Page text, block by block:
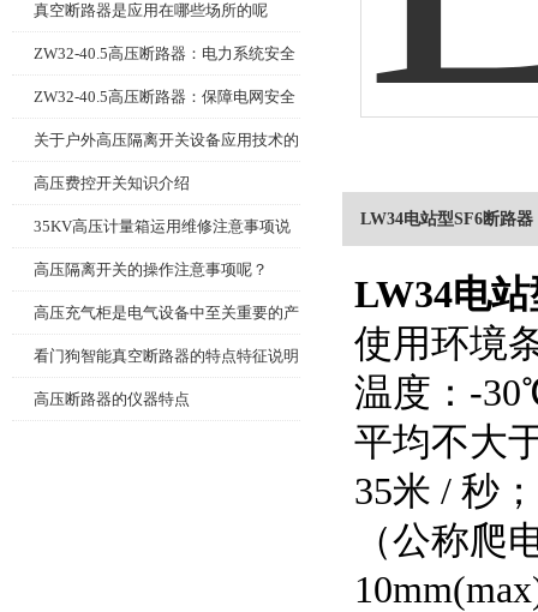
真空断路器是应用在哪些场所的呢
ZW32-40.5高压断路器：电力系统安全
的守护者
ZW32-40.5高压断路器：保障电网安全
的重要设备
关于户外高压隔离开关设备应用技术的
分析高压费控开关知识介绍
35KV高压计量箱运用维修注意事项说
高压隔离开关的操作注意事项呢？
高压充气柜是电气设备中至关重要的产
看门狗智能真空断路器的特点特征说明
高压断路器的仪器特点
LW34电站型SF6断路
LW34电
使用环境
温度：-
平均不大
35米 / 秒
（公称爬